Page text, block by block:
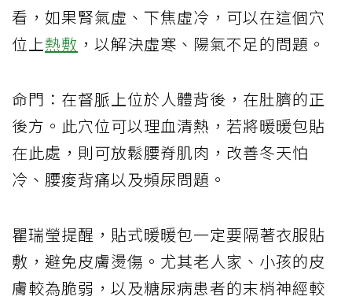
看，如果腎氣虛、下焦虛冷，可以在這個穴
位上熱敷 ，以解決虛寒、陽氣不足的問題。
命門：在督脈上位於人體背後，在肚臍的正
後方。此穴位可以理血清熱，若將暖暖包貼
在此處，則可放鬆腰脊肌肉，改善冬天怕
冷、腰痠背痛以及頻尿問題。
瞿瑞瑩提醒，貼式暖暖包一定要隔著衣服貼
敷，避免皮膚燙傷。尤其老人家、小孩的皮
膚較為脆弱，以及糖尿病患者的末梢神經較